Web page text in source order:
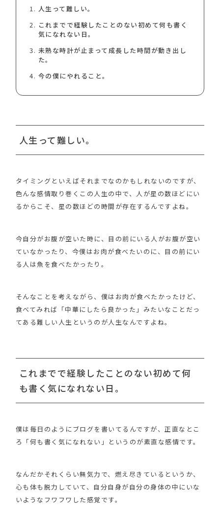
人生って難しい。
これまでで経験したことのない初めて何も書く
気になれない日。
未熟な時計が止まって成長した時間が動き出し
た。
今の僕にやれること。
人生って難しい。
タイミングといえばそれまでなのかもしれないのですが、
色んな感情取り巻くこの人生の中で、人が星の数ほどにい
るからこそ、星の数ほどの時間が存在するんですよね。
今自分がお腹が空いた時に、目の前にいる人がお腹が空い
ていなかったり、今僕はお肉が食べたいのに、目の前にい
る人は魚を食べたかったり。
そんなことを考えながら、僕はお肉が食べたかったけど、
食べてみれば「中華にしたら良かった」みたいなことだっ
てある難しい人生というのが人生なんですよね。
これまでで経験したことのない初めて何
も書く気になれない日。
僕は毎日のようにブログを書いてるんですが、正直なとこ
ろ「何も書く気になれない」というのが素直な感情です。
なんだかそれくらい無気力で、燃え尽きているというか、
心も体も脱力していて、自分自身が自分の身体の中にいな
いようなフワフワした感覚です。